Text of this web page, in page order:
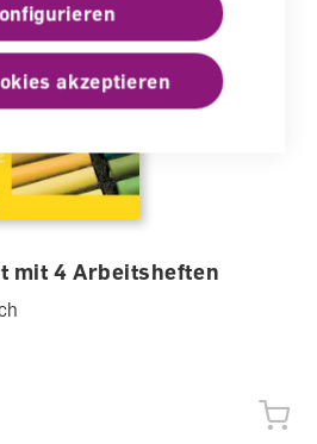
mit 4 Arbeitsheften
akzeptieren